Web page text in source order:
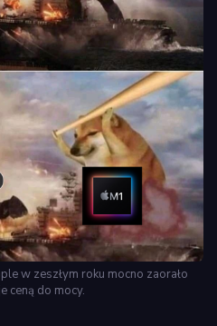
w zeszłym roku mocno zaorało
ceną do mocy.